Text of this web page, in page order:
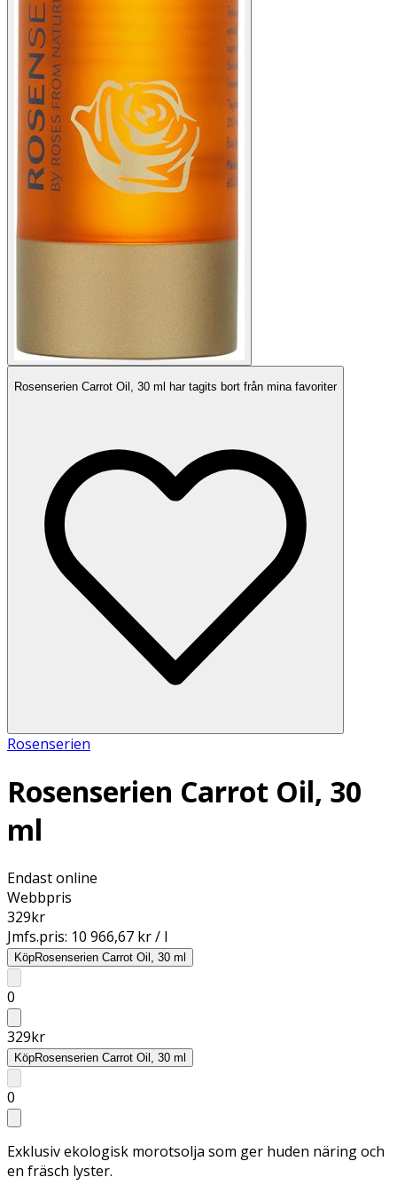
Rosenserien Carrot Oil, 30 ml har tagits bort från mina favoriter
Rosenserien
Rosenserien Carrot Oil, 30
ml
Endast online
Webbpris
329kr
Jmfs.pris: 10 966,67 kr / l
KöpRosenserien Carrot Oil, 30 ml
0
329kr
KöpRosenserien Carrot Oil, 30 ml
0
Exklusiv ekologisk morotsolja som ger huden näring och
en fräsch lyster.